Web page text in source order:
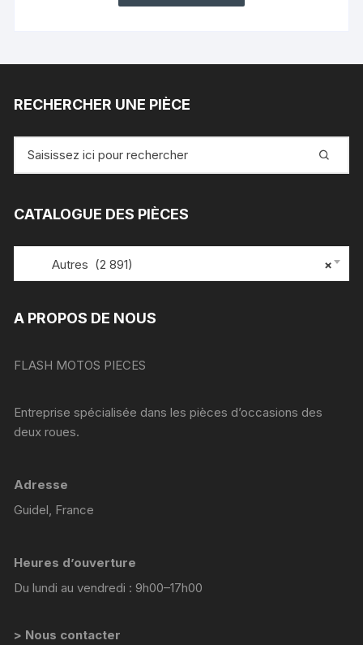
RECHERCHER UNE PIÈCE
pour
CATALOGUE DES PIÈCES
×
Autres (2 891)
A PROPOS DE NOUS
FLASH MOTOS PIECES
Entreprise spécialisée dans les pièces d’occasions des
deux roues.
Adresse
Guidel, France
Heures d’ouverture
Du lundi au vendredi : 9h00–17h00
> Nous contacter